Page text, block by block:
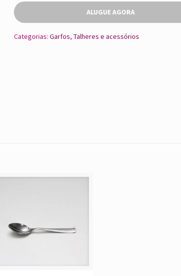
ALUGUE AGORA
Categorias:Garfos,Talheres e acessórios